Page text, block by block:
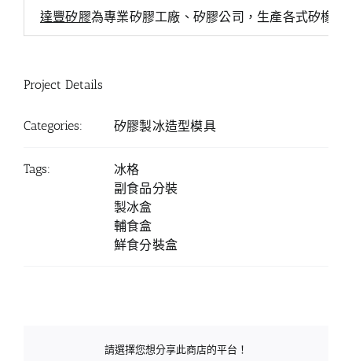
達豐矽膠為專業矽膠工廠、矽膠公司，生產各式矽橡
Project Details
Categories: 矽膠製冰造型模具
Tags:
冰格
副食品分裝
製冰盒
輔食盒
鮮食分裝盒
請選擇您想分享此商店的平台！